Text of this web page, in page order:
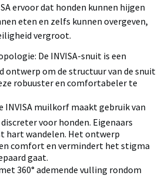
ervoor dat honden kunnen hijgen
eten en zelfs kunnen overgeven,
vergroot.
De INVISA-snuit is een
ontwerp om de structuur van de snuit
robuuster en comfortabeler te
INVISA muilkorf maakt gebruik van
voor honden. Eigenaars
hart wandelen. Het ontwerp
comfort en vermindert het stigma
gaat.
360° ademende vulling rondom